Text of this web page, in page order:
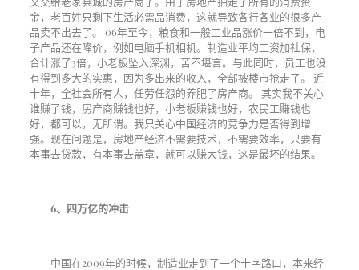
金，老百姓只剩下生活必需品消费，这就导致各行各业的很多产
品卖不出去了。
06年至今，粮食和一般工业品涨价一倍不到，电
子产品还在降价，例如电脑手机相机。制造业平均工资加社保，
合计涨了3倍，小老板坠入深渊，苦不堪言。与此同时，员工也没
有得到多大的实惠，因为多出来的收入，全部被楼市抢走了。
近
十年，全社会所有人，任劳任怨的养肥了房产商。
其实我不关心
谁赚了钱，房产商赚钱也好，小老板赚钱也好，农民工赚钱也
好，都可以，无所谓。我只关心中国经济的竞争力是否得到增
强。现在问题是，房地产经济不需要技术，不需要效率，只要有
本事去贷款，有本事去盖章，就可以赚大钱，这是最坏的结果。
6、 四万亿的冲击
中国在2009年的时候，制造业走到了一个十字路口，本来经